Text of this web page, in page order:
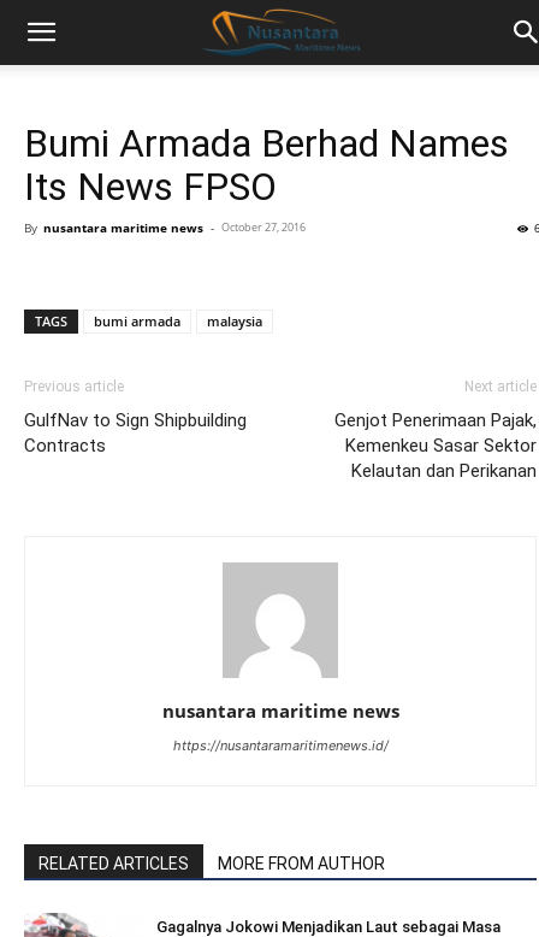
Bumi Armada Berhad Names
Its News FPSO
By nusantara maritime news - October 27, 2016
TAGS bumi armada malaysia
Previous article
GulfNav to Sign Shipbuilding
Contracts
Next article
Genjot Penerimaan Pajak,
Kemenkeu Sasar Sektor
Kelautan dan Perikanan
nusantara maritime news
https://nusantaramaritimenews.id/
RELATED ARTICLES MORE FROM AUTHOR
Gagalnya Jokowi Menjadikan Laut sebagai Masa